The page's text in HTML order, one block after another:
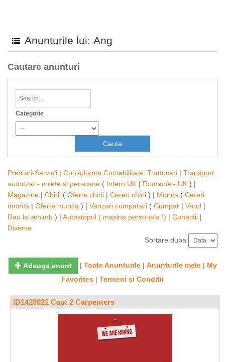
Anunturile lui: Ang
Cautare anunturi
Categorie
Prestari-Servicii | Consultanta,Contabilitate, Traduceri | Transport
autorizat - colete si persoane ( Intern UK | Romania - UK ) |
Magazine | Chirii ( Oferte chirii | Cereri chirii ) | Munca ( Cereri
munca | Oferte munca ) | Vanzari cumparari ( Cumpar | Vand |
Dau la schimb ) | Autostopul ( masina personala !) | Conectii |
Diverse
Sortare dupa
Adauga anunt | Toate Anunturile| Anunturile mele| My
Favorites | Termeni si Conditii
ID1428921 Caut 2 Carpenters